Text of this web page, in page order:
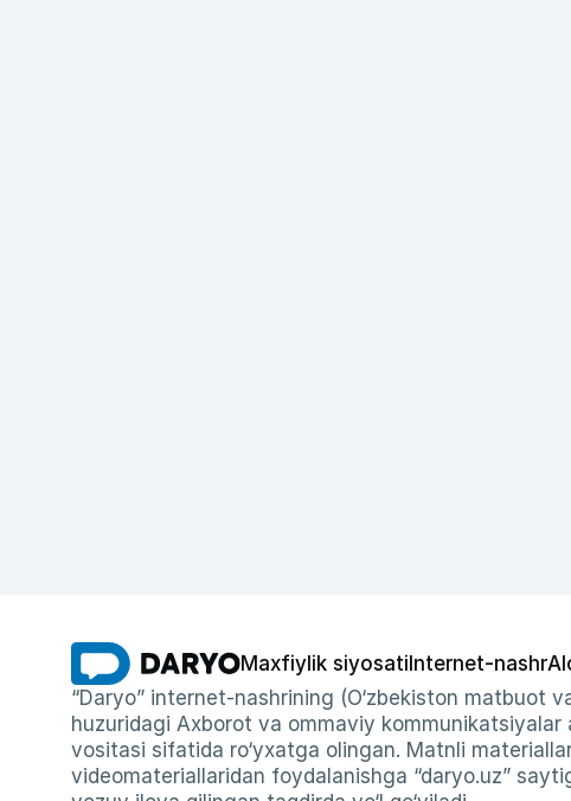
Maxfiylik siyosati Internet-nashr
“Daryo” internet-nashrining (O‘zbekiston matbuot
huzuridagi Axborot va ommaviy
vositasi sifatida ro‘yxatga olingan. Matnli
videomateriallaridan foydalanishga “daryo.uz”